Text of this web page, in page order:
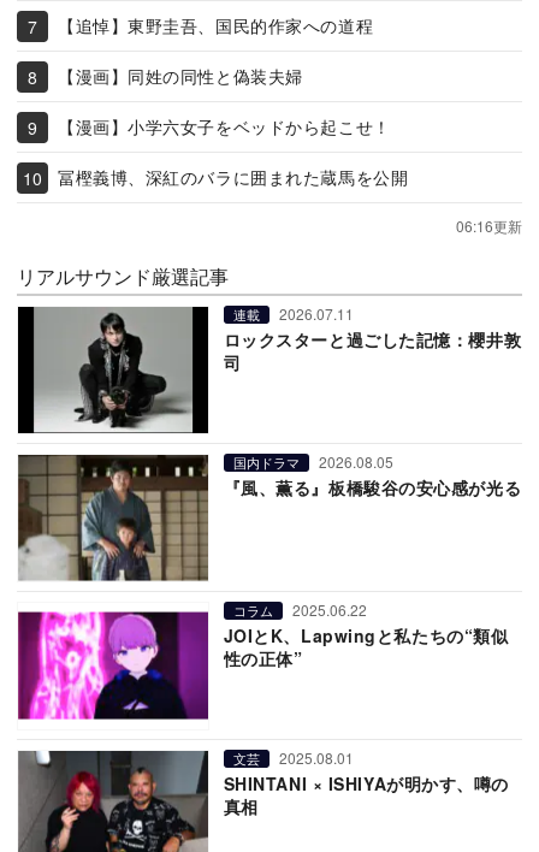
【追悼】東野圭吾、国民的作家への道程
【漫画】同姓の同性と偽装夫婦
【漫画】小学六女子をベッドから起こせ！
冨樫義博、深紅のバラに囲まれた蔵馬を公開
06:16更新
リアルサウンド厳選記事
連載 2026.07.11
ロックスターと過ごした記憶：櫻井敦
司
国内ドラマ 2026.08.05
『風、薫る』板橋駿谷の安心感が光る
コラム 2025.06.22
JOIとK、Lapwingと私たちの“類似
性の正体”
文芸 2025.08.01
SHINTANI × ISHIYAが明かす、噂の
真相